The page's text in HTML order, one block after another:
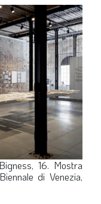
16. Mostra
di Venezia,